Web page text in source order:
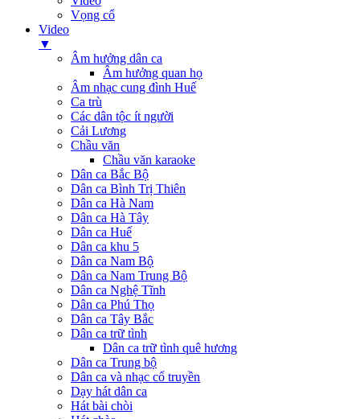
Vọng cổ
Video
▼
Âm hưởng dân ca
Âm hưởng quan họ
Âm nhạc cung đình Huế
Ca trù
Các dân tộc ít người
Cải Lương
Chầu văn
Chầu văn karaoke
Dân ca Bắc Bộ
Dân ca Bình Trị Thiên
Dân ca Hà Nam
Dân ca Hà Tây
Dân ca Huế
Dân ca khu 5
Dân ca Nam Bộ
Dân ca Nam Trung Bộ
Dân ca Nghệ Tĩnh
Dân ca Phú Thọ
Dân ca Tây Bắc
Dân ca trữ tình
Dân ca trữ tình quê hương
Dân ca Trung bộ
Dân ca và nhạc cổ truyền
Dạy hát dân ca
Hát bài chòi